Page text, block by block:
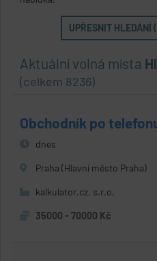
UPŘESNIT HLEDÁNÍ
Aktuální volná místa
(celkem 8236)
Obchodník po
dnes
Praha (Hlavní město Praha)
kalkulator.cz, s.r.o.
35000 - 70000 Kč